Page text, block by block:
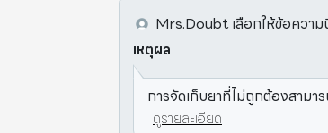
Mrs.Doubt เลือกให้ข้อควา
เหตุผล
การจัดเก็บยาที่ไม่ถูกต้องสาม
ดูรายละเอียด